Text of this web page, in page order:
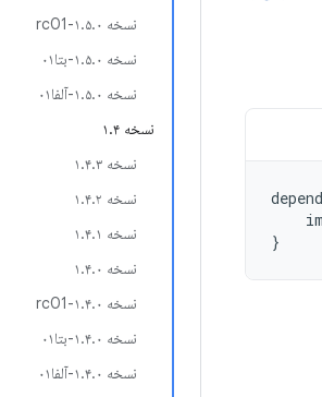
نسخه ۱.۵.۰-rc01
نسخه ۱.۵.۰-بتا۰۱
نسخه ۱.۵.۰-آلفا۰۱
نسخه ۱.۴
نسخه ۱.۴.۳
نسخه ۱.۴.۲
نسخه ۱.۴.۱
نسخه ۱.۴.۰
نسخه ۱.۴.۰-rc01
نسخه ۱.۴.۰-بتا۰۱
نسخه ۱.۴.۰-آلفا۰۱
}